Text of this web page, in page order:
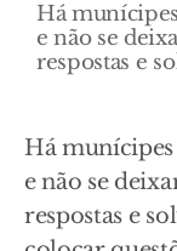
Há
e não se
respostas e
Há munícipes
e não se
respostas e